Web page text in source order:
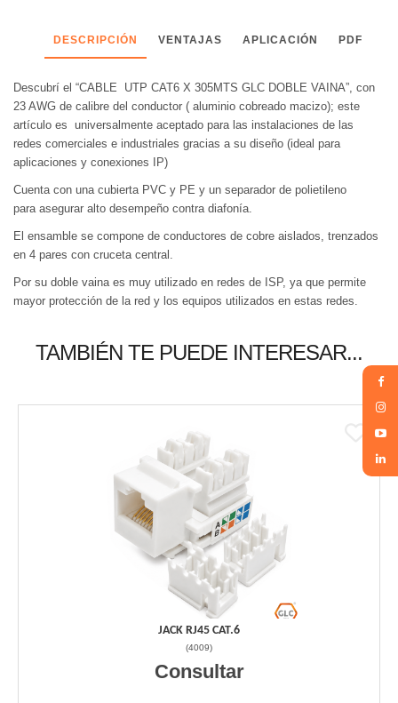
DESCRIPCIÓN VENTAJAS APLICACIÓN PDF
Descubrí el “CABLE UTP CAT6 X 305MTS GLC DOBLE VAINA”, con
23 AWG de calibre del conductor ( aluminio cobreado macizo); este
artículo es universalmente aceptado para las instalaciones de las
redes comerciales e industriales gracias a su diseño (ideal para
aplicaciones y conexiones IP)
Cuenta con una cubierta PVC y PE y un separador de polietileno
para asegurar alto desempeño contra diafonía.
El ensamble se compone de conductores de cobre aislados, trenzados
en 4 pares con cruceta central.
Por su doble vaina es muy utilizado en redes de ISP, ya que permite
mayor protección de la red y los equipos utilizados en estas redes.
TAMBIÉN TE PUEDE INTERESAR...
JACK RJ45 CAT.6
(4009)
Consultar